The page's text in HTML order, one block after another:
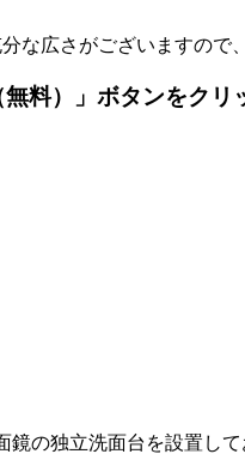
な広さがございますの
料）」ボタンをクリ
の独立洗面台を設置し